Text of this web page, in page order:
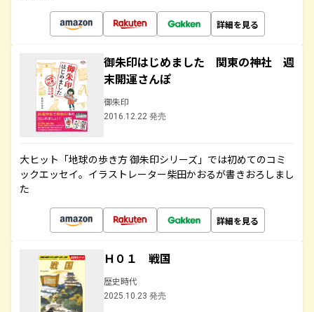
詳細を見る
御朱印はじめました 関東の神社 週
末開運さんぽ
御朱印
2016.12.22 発売
大ヒット「地球の歩き方 御朱印シリーズ」では初めてのコミ
ックエッセイ。イラストレーター柴田かおるが書きおろしまし
た
詳細を見る
Ｈ０１ 戦国
歴史時代
2025.10.23 発売